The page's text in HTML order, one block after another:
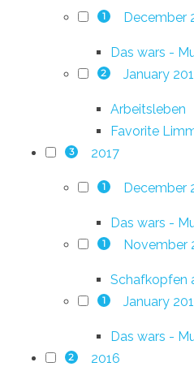
1 December
Das wars -
2 January
Arbeitsleben
Favorite
3 2017
1 December
Das wars -
1 November
Schafkopfen
1 January
Das wars -
2 2016